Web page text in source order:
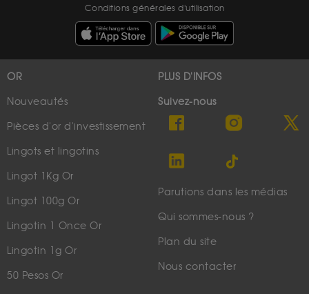
Conditions générales d'utilisation
OR
Nouveautés
Pièces d'or d'investissement
Lingots et lingotins
Lingot 1Kg Or
Lingot 100g Or
Lingotin 1 Once Or
Lingotin 1g Or
50 Pesos Or
PLUS D'INFOS
Suivez-nous
Parutions dans les médias
Qui sommes-nous ?
Plan du site
Nous contacter